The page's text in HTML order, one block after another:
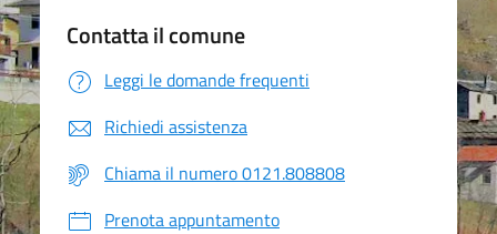
Contatta il comune
Leggi le domande frequenti
Richiedi assistenza
Chiama il numero 0121.808808
Prenota appuntamento